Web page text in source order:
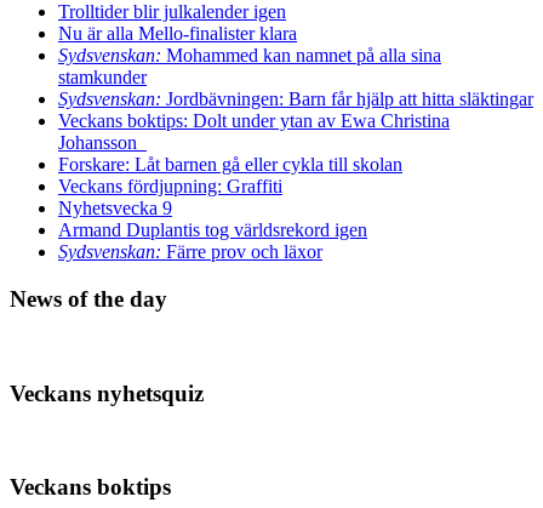
Trolltider blir julkalender igen
Nu är alla Mello-finalister klara
Sydsvenskan: Mohammed kan namnet på alla sina
stamkunder
Sydsvenskan: Jordbävningen: Barn får hjälp att hitta släktingar
Veckans boktips: Dolt under ytan av Ewa Christina
Johansson
Forskare: Låt barnen gå eller cykla till skolan
Veckans fördjupning: Graffiti
Nyhetsvecka 9
Armand Duplantis tog världsrekord igen
Sydsvenskan: Färre prov och läxor
News of the day
Veckans nyhetsquiz
Veckans boktips